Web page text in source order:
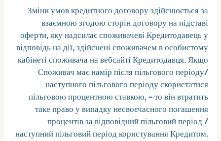
Зміни умов кредитного договору здійснюється за
взаємною згодою сторін договору на підставі
оферти, яку надсилає споживачеві Кредитодавець у
відповідь на дії, здійснені споживачем в особистому
кабінеті споживача на вебсайті Кредитодавця. Якщо
Споживач має намір після пільгового періоду/
наступного пільгового періоду скористатися
пільговою процентною ставкою, – то він втратить
таке право у випадку несвоєчасного погашення
процентів за відповідний пільговий період /
наступний пільговий період користування Кредитом.